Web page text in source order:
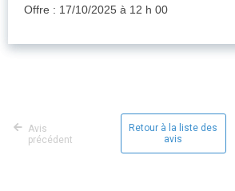
Offre : 17/10/2025 à 12 h 00
Avis
précédent
Retour à la liste des
avis